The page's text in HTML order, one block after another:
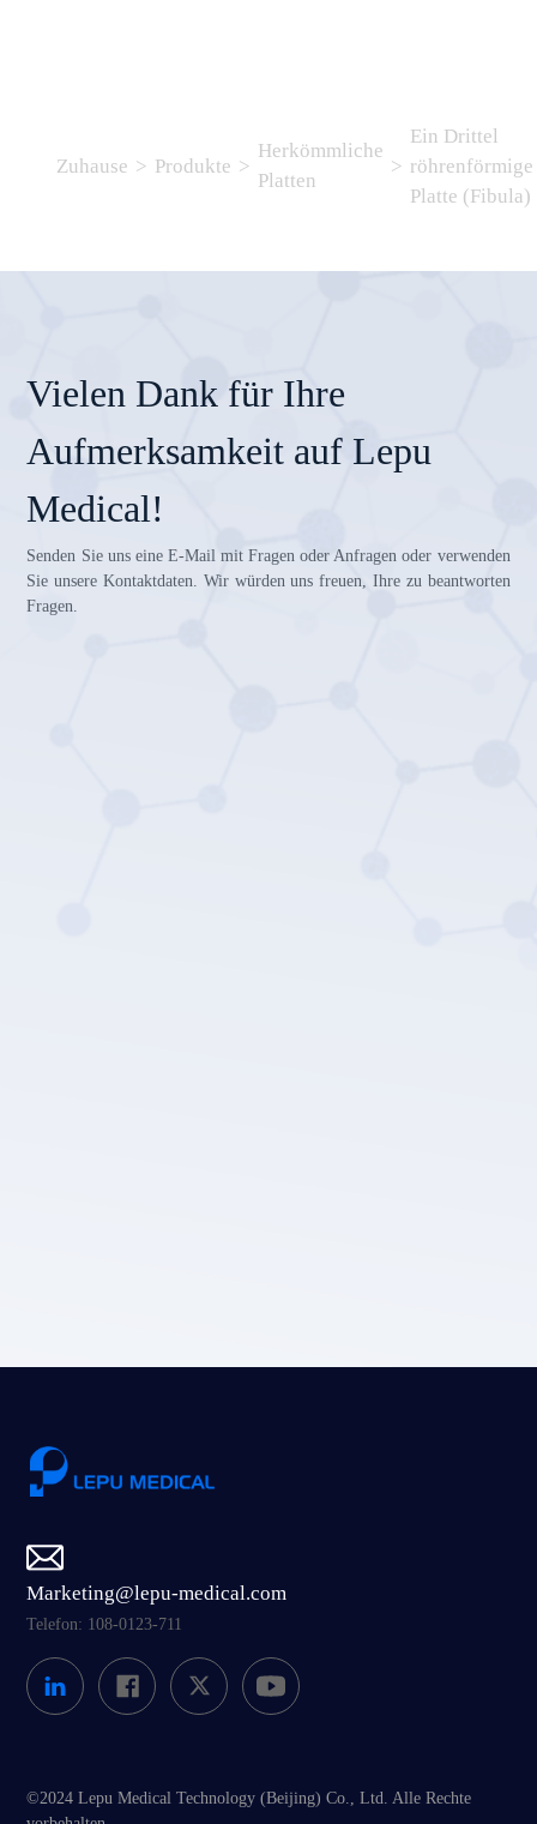
Zuhause > Produkte >
Herkömmliche
Platten
>
Ein Drittel
röhrenförmige
Platte (Fibula)
Vielen Dank für Ihre
Aufmerksamkeit auf Lepu
Medical!
Senden Sie uns eine E-Mail mit Fragen oder Anfragen oder verwenden
Sie unsere Kontaktdaten. Wir würden uns freuen, Ihre zu beantworten
Fragen.
Marketing@lepu-medical.com
Telefon: 108-0123-711
©2024 Lepu Medical Technology (Beijing) Co., Ltd. Alle Rechte